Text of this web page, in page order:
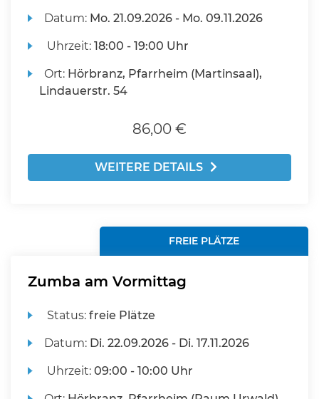
Datum: Mo. 21.09.2026 - Mo. 09.11.2026
Uhrzeit:18:00 - 19:00 Uhr
Ort: Hörbranz, Pfarrheim (Martinsaal),
Lindauerstr. 54
86,00 €
WEITERE DETAILS
FREIE PLÄTZE
Zumba am Vormittag
Status:freie Plätze
Datum: Di. 22.09.2026 - Di. 17.11.2026
Uhrzeit:09:00 - 10:00 Uhr